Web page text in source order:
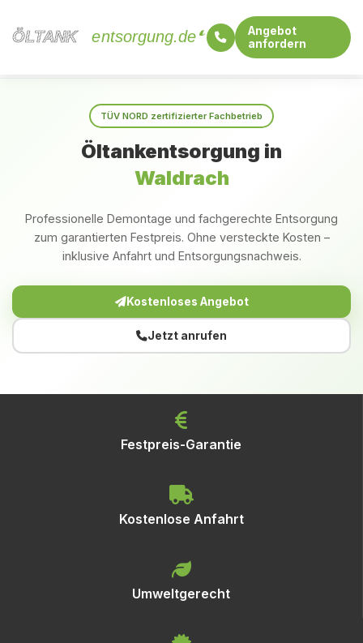
ÖLTANK
ÖLTANK entsorgung.de
Angebot
anfordern
TÜV NORD zertifizierter Fachbetrieb
Öltankentsorgung in
Waldrach
Professionelle Demontage und fachgerechte Entsorgung
zum garantierten Festpreis. Ohne versteckte Kosten –
inklusive Anfahrt und Entsorgungsnachweis.
Kostenloses Angebot
Jetzt anrufen
Festpreis-Garantie
Kostenlose Anfahrt
Umweltgerecht